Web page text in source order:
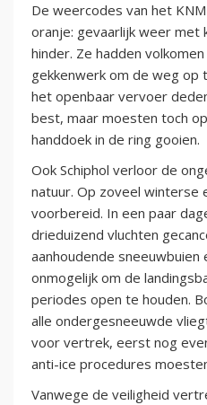
De weercodes van het
oranje: gevaarlijk weer met
hinder. Ze hadden
gekkenwerk om de weg op
het openbaar vervoer
best, maar moesten toch
handdoek in de ring gooien.
Ook Schiphol verloor de
natuur. Op zoveel winterse
voorbereid. In een paar
drieduizend vluchten
aanhoudende
onmogelijk om de
periodes open te houden.
alle ondergesneeuwde
voor vertrek, eerst nog
anti-ice procedures
Vanwege de veiligheid